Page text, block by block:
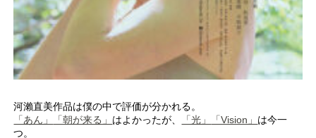
河瀨直美作品は僕の中で評価が分かれる。
「あん」
「朝が来る」 はよかったが、 「光」 「Vision」 は今一
つ。